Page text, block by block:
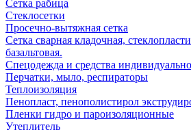
Сетка рабица
Стеклосетки
Просечно-вытяжная сетка
Сетка сварная кладочная,
базальтовая.
Спецодежда и средства
Перчатки, мыло, респираторы
Теплоизоляция
Пенопласт, пенополистирол
Пленки гидро и пароизоляционные
Утеплитель